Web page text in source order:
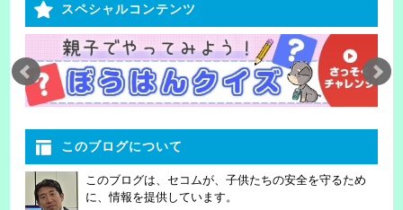
スペシャルコンテンツ
このブログについて
このブログは、セコムが、子供たちの安全を守るため
に、情報を提供しています。